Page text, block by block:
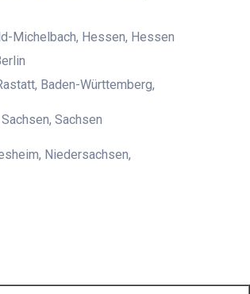
Michelbach, Hessen, Hessen
Baden-Württemberg,
Sachsen
Niedersachsen,